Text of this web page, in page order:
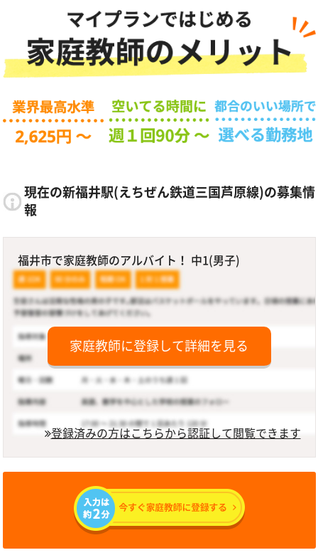
現在の新福井駅(えちぜん鉄道三国芦原線)の募集情
報
福井市で家庭教師のアルバイト！ 中1(男子)
家庭教師に登録して詳細を見る
登録済みの方はこちらから認証して閲覧できます